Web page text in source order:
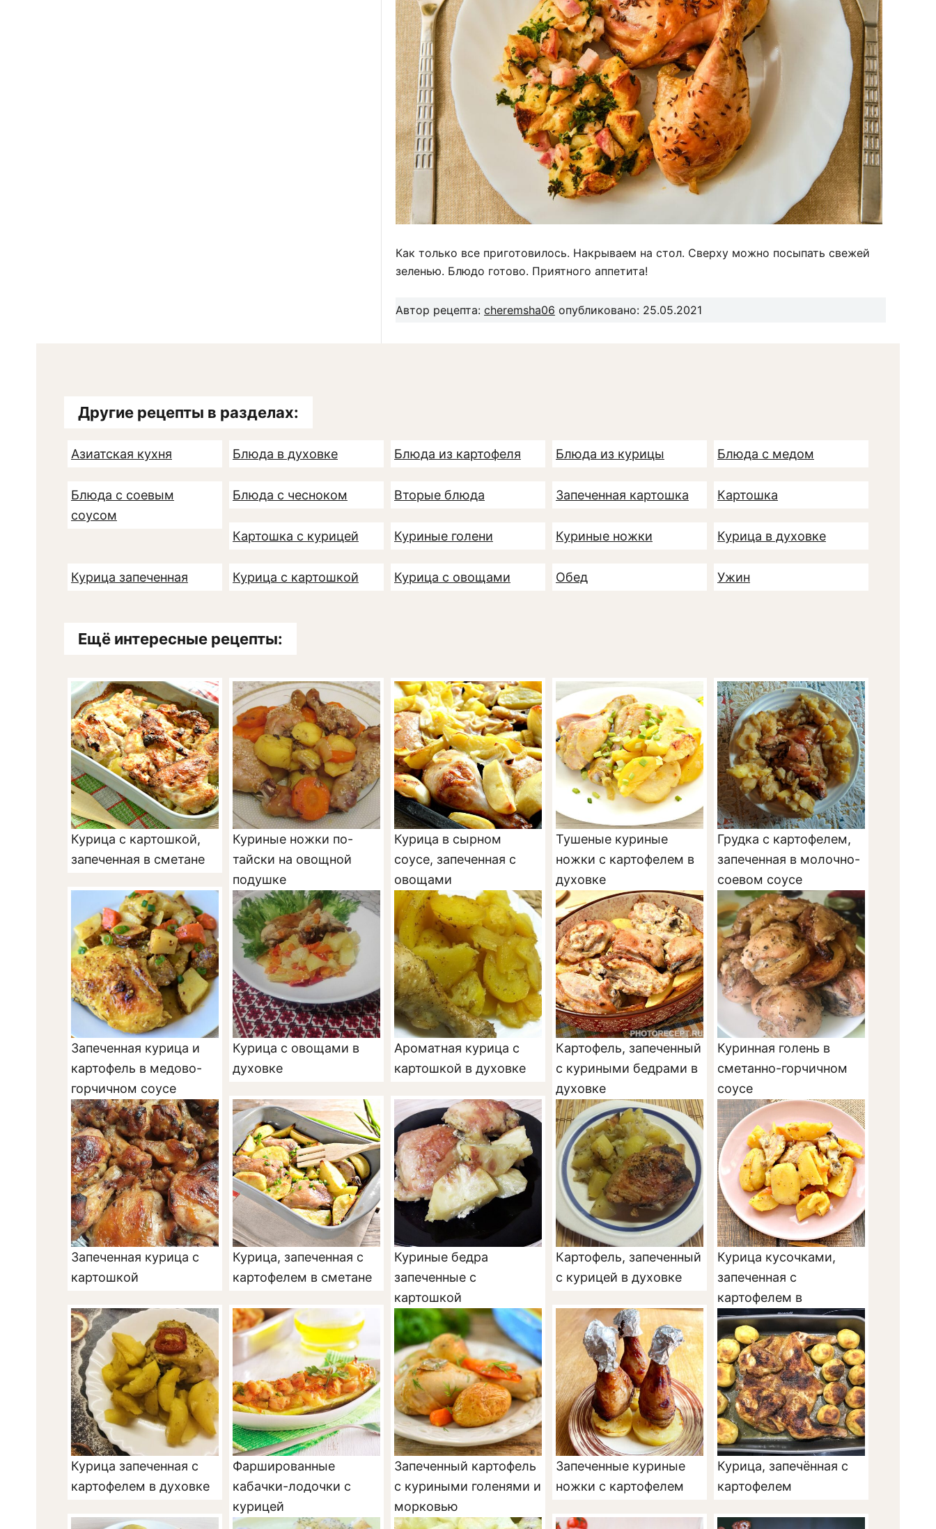
Как только все приготовилось. Накрываем на стол. Сверху можно посыпать свежей
зеленью. Блюдо готово. Приятного аппетита!
Автор рецепта: cheremsha06 опубликовано: 25.05.2021
Другие рецепты в разделах:
Азиатская кухня Блюда в духовке Блюда из картофеля Блюда из курицы Блюда с медом
Блюда с соевым
соусом
Блюда с чесноком Вторые блюда Запеченная картошка Картошка
Картошка с курицей Куриные голени Куриные ножки Курица в духовке
Курица запеченная Курица с картошкой Курица с овощами Обед Ужин
Ещё интересные рецепты:
Курица с картошкой,
запеченная в сметане
Куриные ножки по-
тайски на овощной
подушке
Курица в сырном
соусе, запеченная с
овощами
Тушеные куриные
ножки с картофелем в
духовке
Грудка с картофелем,
запеченная в молочно-
соевом соусе
Запеченная курица и
картофель в медово-
горчичном соусе
Курица с овощами в
духовке
Ароматная курица с
картошкой в духовке
Картофель, запеченный
с куриными бедрами в
духовке
Куринная голень в
сметанно-горчичном
соусе
Запеченная курица с
картошкой
Курица, запеченная с
картофелем в сметане
Куриные бедра
запеченные с
картошкой
Картофель, запеченный
с курицей в духовке
Курица кусочками,
запеченная с
картофелем в
мультиварке
Курица запеченная с
картофелем в духовке
Фаршированные
кабачки-лодочки с
курицей
Запеченный картофель
с куриными голенями и
морковью
Запеченные куриные
ножки с картофелем
Курица, запечённая с
картофелем